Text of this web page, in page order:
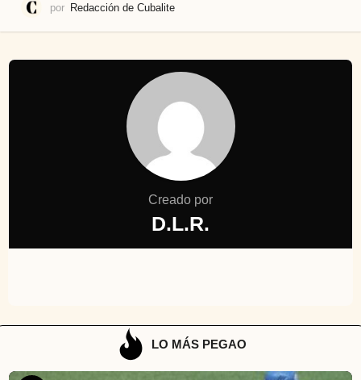
por Redacción de Cubalite
Creado por
D.L.R.
LO MÁS PEGAO